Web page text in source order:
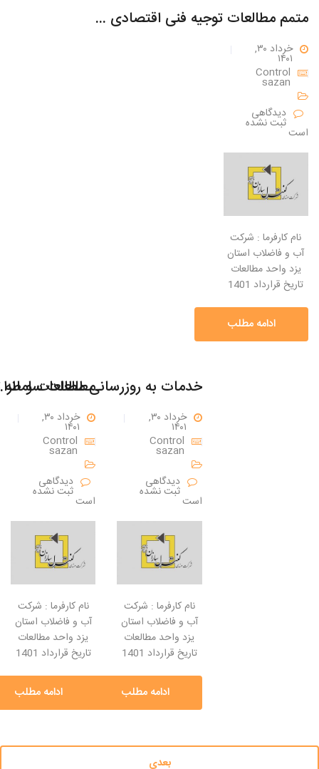
متمم مطالعات توجیه فنی اقتصادی اجتماعی و زیست محیطی طرح فاضلاب شهرهای عقدا و بخ
خرداد ۳۰,
۱۴۰۱
Control
sazan
دیدگاهی
ثبت نشده
است
نام کارفرما : شرکت
آب و فاضلاب استان
یزد واحد مطالعات
تاریخ قرارداد 1401
ادامه مطلب
خرداد ۳۰,
۱۴۰۱
Control
sazan
دیدگاهی
ثبت نشده
است
نام کارفرما : شرکت
آب و فاضلاب استان
یزد واحد مطالعات
تاریخ قرارداد 1401
ادامه مطلب
خدمات به روزرسانی
خرداد ۳۰,
۱۴۰۱
Control
sazan
دیدگاهی
ثبت نشده
است
نام کارفرما : شرکت
آب و فاضلاب استان
یزد واحد مطالعات
تاریخ قرارداد 1401
ادامه مطلب
بعدی